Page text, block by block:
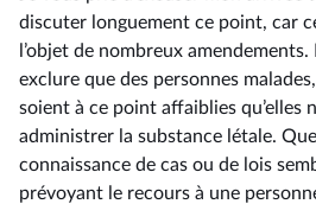
discuter longuement ce point, car
l’objet de nombreux
exclure que des personnes
soient à ce point affaiblies qu’elles
administrer la substance létale. Que
connaissance de cas ou de lois
prévoyant le recours à une